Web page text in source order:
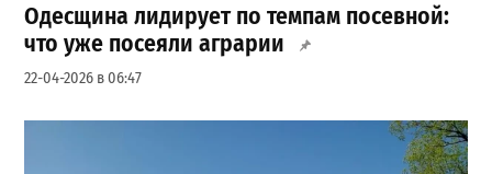
Одесщина лидирует по темпам посевной:
что уже посеяли аграрии
22-04-2026 в 06:47